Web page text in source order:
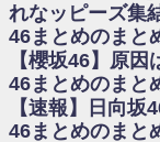
乃木坂46アンテナ /
ギレしてる
乃木坂あんてな ～
をピックアップ / れな
ット！」水曜スタジオ出
日向坂46まとめのま
そう！？
れなッピーズ集
46まとめのまと
【櫻坂46】原
46まとめのまと
【速報】日向
46まとめのまと